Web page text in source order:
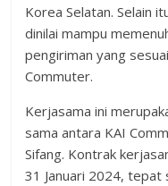
Korea Selatan. Selain
dinilai mampu
pengiriman yang
Commuter.
Kerjasama ini
sama antara KAI
Sifang. Kontrak
31 Januari 2024, tepat